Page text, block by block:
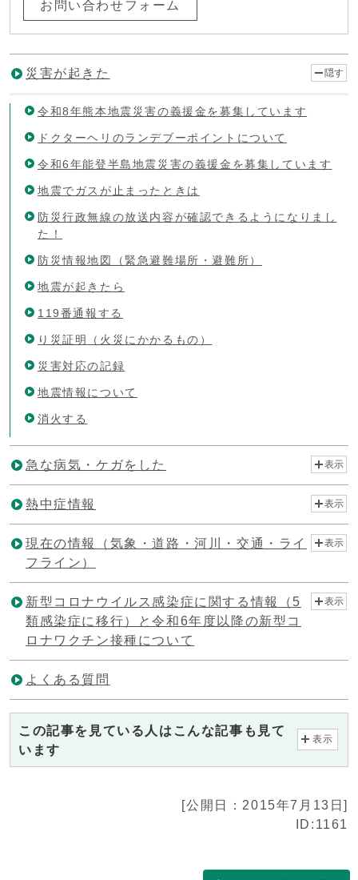
お問い合わせフォーム
災害が起きた 隠す
令和8年熊本地震災害の義援金を募集しています
ドクターヘリのランデブーポイントについて
令和6年能登半島地震災害の義援金を募集しています
地震でガスが止まったときは
防災行政無線の放送内容が確認できるようになりまし
た！
防災情報地図（緊急避難場所・避難所）
地震が起きたら
119番通報する
り災証明（火災にかかるもの）
災害対応の記録
地震情報について
消火する
急な病気・ケガをした 表示
熱中症情報 表示
現在の情報（気象・道路・河川・交通・ライ
フライン）
表示
新型コロナウイルス感染症に関する情報（5
類感染症に移行）と令和6年度以降の新型コ
ロナワクチン接種について
表示
よくある質問
この記事を見ている人はこんな記事も見て
います
表示
[公開日：2015年7月13日]
ID:1161